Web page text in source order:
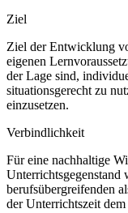
Ziel
Ziel der Entwicklung
eigenen
der Lage sind,
situationsgerecht zu
einzusetzen.
Verbindlichkeit
Für eine nachhaltige
Unterrichtsgegenstand
berufsübergreifenden
der Unterrichtszeit